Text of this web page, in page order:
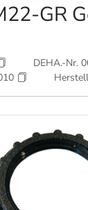
GR
DEHA.-Nr.